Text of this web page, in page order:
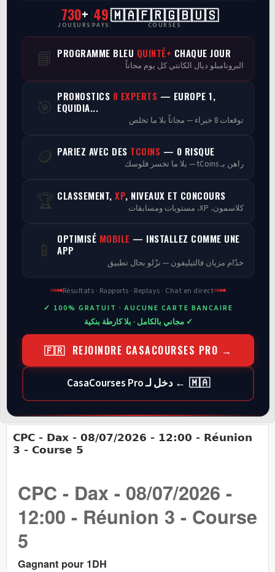
CasaCourses Pro
Resultats/Rapport CPCs
Discussion
Programmes
730+
JOUEURS
49
PAYS
🇲🇦🇫🇷🇬🇧🇺🇸
COURSES
📘 PROGRAMME BLEU QUINTÉ+ CHAQUE JOUR
البرونامبلو ديال الكانتي كل يوم مجاناً
🎯 PRONOSTICS 8 EXPERTS — EUROPE 1,
EQUIDIA...
توقعات 8 خبراء — مجاناً بلا ما تخلص
🪙 PARIEZ AVEC DES TCOINS — 0 RISQUE
راهن بـ tCoins — بلا ما تخسر فلوسك
🏆 CLASSEMENT, XP, NIVEAUX ET CONCOURS
كلاسمون، XP، مستويات ومسابقات
📱 OPTIMISÉ MOBILE — INSTALLEZ COMME UNE
APP
خدّام مزيان فالتيليفون — نزّلو بحال تطبيق
Résultats · Rapports · Replays · Chat en direct
✓ 100% GRATUIT · AUCUNE CARTE BANCAIRE
✓ مجاني بالكامل · بلا كارطة بنكية
🇫🇷 REJOINDRE CASACOURSES PRO →
🇲🇦 ← دخل لـ CasaCourses Pro
CPC - Dax - 08/07/2026 - 12:00 - Réunion
3 - Course 5
CPC - Dax - 08/07/2026 -
12:00 - Réunion 3 - Course
5
Gagnant pour 1DH